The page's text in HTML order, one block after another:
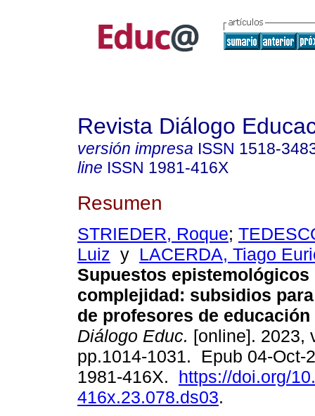
Revista Diálogo
versión impresa ISSN 1518-
line ISSN 1981-416X
Resumen
STRIEDER, Roque;
Luiz y LACERDA, Tiago
Supuestos epistemológicos
complejidad: subsidios
de profesores de
Diálogo Educ. [online]. 2023,
pp.1014-1031. Epub 04-Oct-
1981-416X. https://doi.org/
416x.23.078.ds03.